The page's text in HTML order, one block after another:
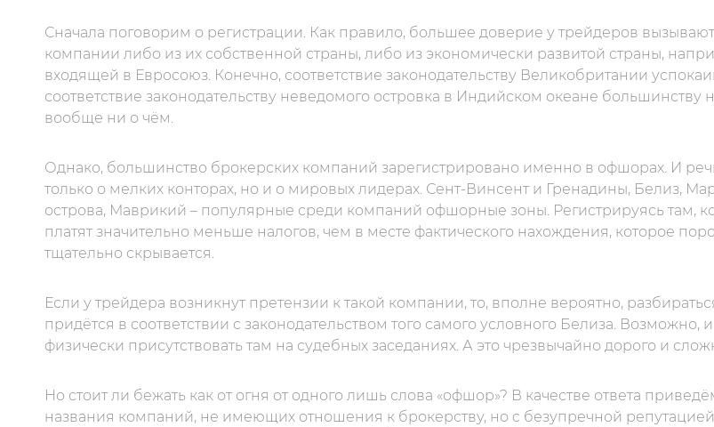
Сначала поговорим о регистрации. Как правило, большее доверие у трейдеров вызывают
компании либо из их собственной страны, либо из экономически развитой страны,
входящей в Евросоюз. Конечно, соответствие законодательству Великобритании
соответствие законодательству неведомого островка в Индийском океане большинству
вообще ни о чём.
Однако, большинство брокерских компаний зарегистрировано именно в офшорах. И
только о мелких конторах, но и о мировых лидерах. Сент-Винсент и Гренадины, Белиз,
острова, Маврикий – популярные среди компаний офшорные зоны. Регистрируясь там,
платят значительно меньше налогов, чем в месте фактического нахождения, которое
тщательно скрывается.
Если у трейдера возникнут претензии к такой компании, то, вполне вероятно,
придётся в соответствии с законодательством того самого условного Белиза. Возможно, и
физически присутствовать там на судебных заседаниях. А это чрезвычайно дорого и
Но стоит ли бежать как от огня от одного лишь слова «офшор»? В качестве ответа
названия компаний, не имеющих отношения к брокерству, но c безупречной